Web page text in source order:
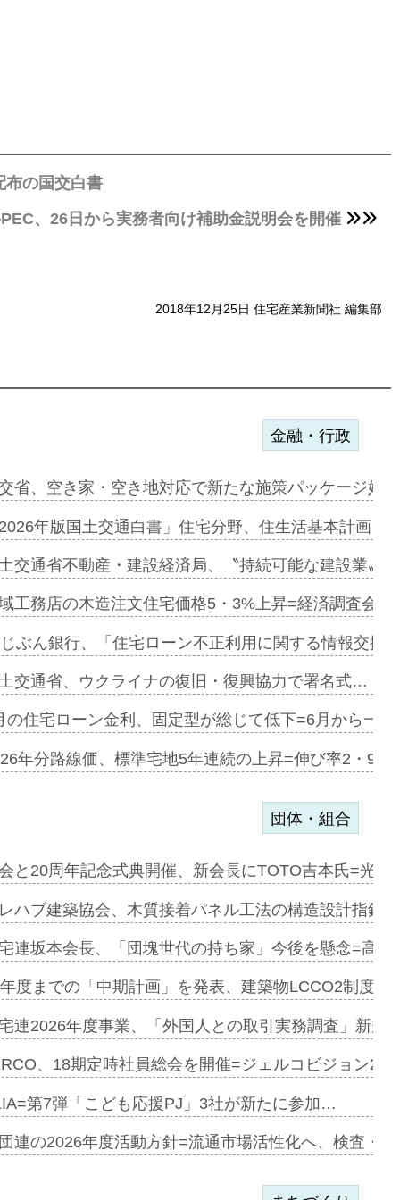
布の国交白書
、26日から実務者向け補助金説明会を開催
2018年12月25日 住宅産業新聞社 編集部
サー契約…
起用…
ミーレキ…
も城南エ…
合型の賃…
ンカフェ…
協業=お互…
コリビング…
金融・行政
省、空き家・空き地対応で新たな施策パッケージ始
年版国土交通白書」住宅分野、住生活基本計画を
交通省不動産・建設経済局、〝持続可能な建設業〟
工務店の木造注文住宅価格5・3%上昇=経済調査会
ぶん銀行、「住宅ローン不正利用に関する情報交換
交通省、ウクライナの復旧・復興協力で署名式…
の住宅ローン金利、固定型が総じて低下=6月から一
年分路線価、標準宅地5年連続の上昇=伸び率2・
を提案=P…
ンビ…
加=リンナ…
見込む=…
開始=三協…
団体・組合
と20周年記念式典開催、新会長にTOTO吉本氏=光
ハブ建築協会、木質接着パネル工法の構造設計指針
連坂本会長、「団塊世代の持ち家」今後を懸念=高
度までの「中期計画」を発表、建築物LCCO2制度
連2026年度事業、「外国人との取引実務調査」新規
、18期定時社員総会を開催=ジェルコビジョン
第7弾「こども応援PJ」3社が新たに参加…
連の2026年度活動方針=流通市場活性化へ、検査・